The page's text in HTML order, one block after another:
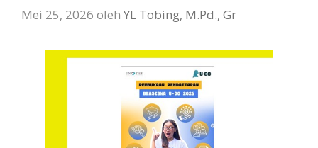
Mei 25, 2026 oleh YL Tobing, M.Pd., Gr